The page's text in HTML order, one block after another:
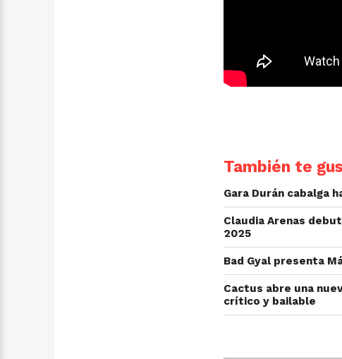
También te
Gara Durán cabalga
Claudia Arenas
2025
Bad Gyal presenta
Cactus abre una
crítico y bailable